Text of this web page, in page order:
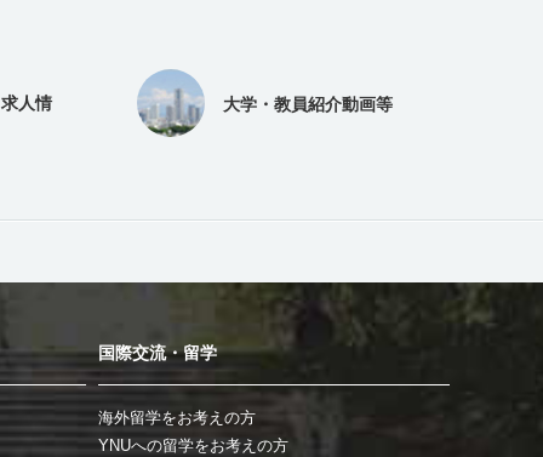
人情 大学・教員紹介動画等
国際交流・留学
海外留学をお考えの方
YNUへの留学をお考えの方